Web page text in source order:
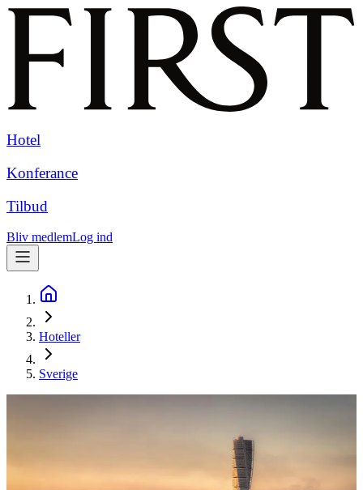
Hotel
Konferance
Tilbud
Bliv medlemLog ind
Hoteller
Sverige